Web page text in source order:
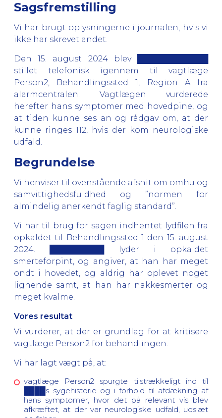
Sagsfremstilling
Vi har brugt oplysningerne i journalen, hvis vi
ikke har skrevet andet.
Den 15. august 2024 blev █████████████
stillet telefonisk igennem til vagtlæge
Person2, Behandlingssted 1, Region A fra
alarmcentralen. Vagtlægen vurderede
herefter hans symptomer med hovedpine, og
at tiden kunne ses an og rådgav om, at der
kunne ringes 112, hvis der kom neurologiske
udfald.
Begrundelse
Vi henviser til ovenstående afsnit om omhu og
samvittighedsfuldhed og ”normen for
almindelig anerkendt faglig standard”.
Vi har til brug for sagen indhentet lydfilen fra
opkaldet til Behandlingssted 1 den 15. august
2024. ██████████ lyder i opkaldet
smerteforpint, og angiver, at han har meget
ondt i hovedet, og aldrig har oplevet noget
lignende samt, at han har nakkesmerter og
meget kvalme.
Vores resultat
Vi vurderer, at der er grundlag for at kritisere
vagtlæge Person2 for behandlingen.
Vi har lagt vægt på, at:
vagtlæge Person2 spurgte tilstrækkeligt ind til
████s sygehistorie og i forhold til afdækning af
hans symptomer, hvor det på relevant vis blev
afkræftet, at der var neurologiske udfald, udslæt